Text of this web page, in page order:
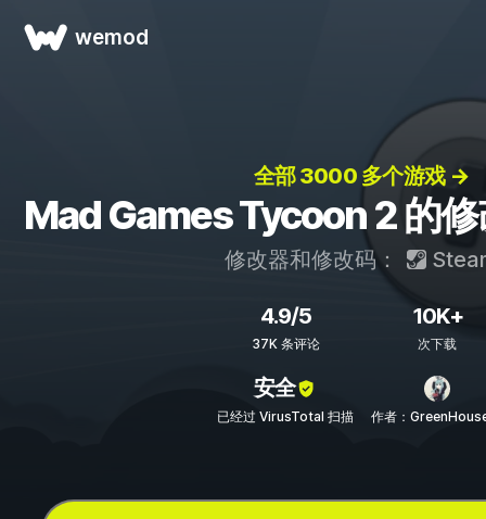
wemod
全部 3000 多个游戏 →
Mad Games Tycoon 2 的
修改器和修改码：
4.9/5
37K 条评论
10K+
次下载
安全
已经过 VirusTotal 扫描 作者：